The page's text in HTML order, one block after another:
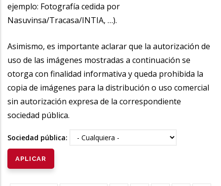
ejemplo: Fotografía cedida por
Nasuvinsa/Tracasa/INTIA, …).
Asimismo, es importante aclarar que la autorización de
uso de las imágenes mostradas a continuación se
otorga con finalidad informativa y queda prohibida la
copia de imágenes para la distribución o uso comercial
sin autorización expresa de la correspondiente
sociedad pública.
Sociedad pública: